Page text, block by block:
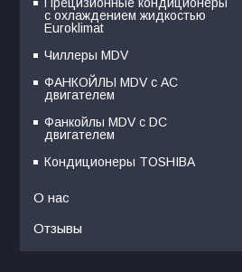
с охлаждением жидкостью
Euroklimat
Чиллеры MDV
ФАНКОЙЛЫ MDV с АС
двигателем
Фанкойлы MDV c DC
двигателем
Кондиционеры TOSHIBA
О нас
Отзывы